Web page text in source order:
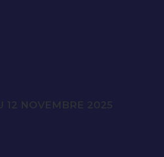
12 NOVEMBRE 2025